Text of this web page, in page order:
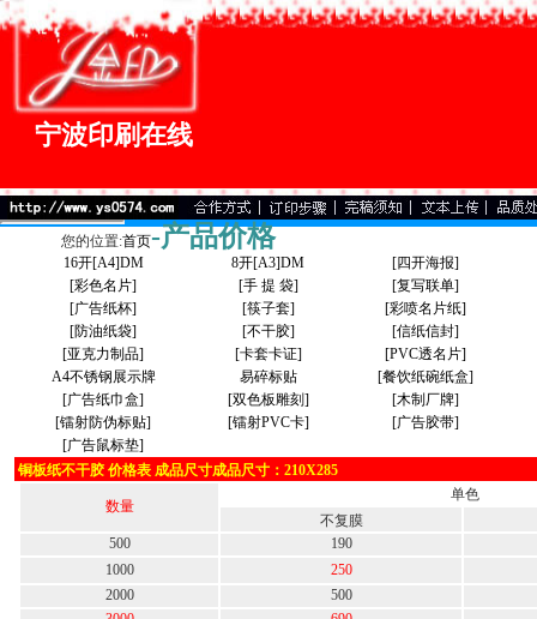
宁波印刷在线
您的位置:首页-产品价格
16开[A4]DM 8开[A3]DM
[四开海报]
[彩色名片]
[手 提 袋]
[复写联单]
[广告纸杯]
[筷子套]
[彩喷名片纸]
[防油纸袋]
[不干胶]
[信纸信封]
[亚克力制品]
[卡套卡证]
[PVC透名片]
A4不锈钢展示牌
易碎标贴
[餐饮纸碗纸盒]
[广告纸巾盒]
[双色板雕刻]
[木制厂牌]
[镭射防伪标贴]
[镭射PVC卡]
[广告胶带]
[广告鼠标垫]
铜板纸不干胶 价格表 成品尺寸成品尺寸：210X285
数量
单色
不复膜
500
190
1000
250
2000
500